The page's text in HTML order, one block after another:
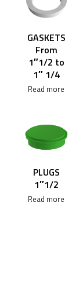
GASKETS
From
1″1/2 to
1″ 1/4
Read more
PLUGS
1″1/2
Read more